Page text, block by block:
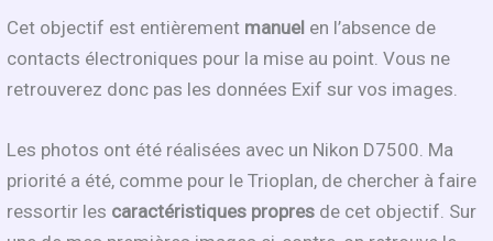
Cet objectif est entièrement manuel en l’absence de
contacts électroniques pour la mise au point. Vous ne
retrouverez donc pas les données Exif sur vos images.
Les photos ont été réalisées avec un Nikon D7500. Ma
priorité a été, comme pour le Trioplan, de chercher à faire
ressortir les caractéristiques propres de cet objectif. Sur